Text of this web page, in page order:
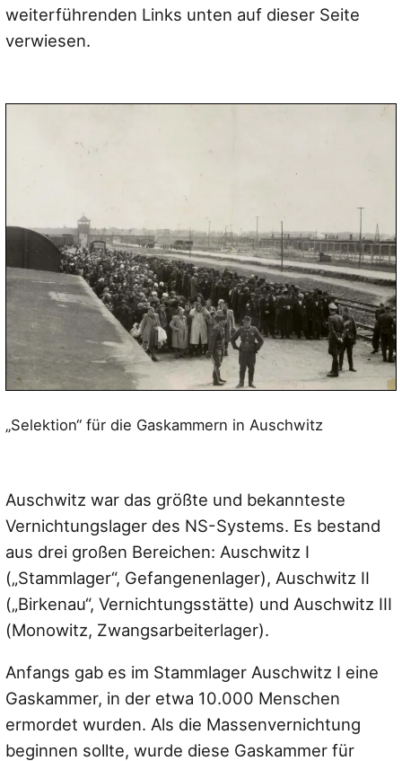
weiterführenden Links unten auf dieser Seite
verwiesen.
„Selektion“ für die Gaskammern in Auschwitz
Auschwitz war das größte und bekannteste
Vernichtungslager des NS-Systems. Es bestand
aus drei großen Bereichen: Auschwitz I
(„Stammlager“, Gefangenenlager), Auschwitz II
(„Birkenau“, Vernichtungsstätte) und Auschwitz III
(Monowitz, Zwangsarbeiterlager).
Anfangs gab es im Stammlager Auschwitz I eine
Gaskammer, in der etwa 10.000 Menschen
ermordet wurden. Als die Massenvernichtung
beginnen sollte, wurde diese Gaskammer für